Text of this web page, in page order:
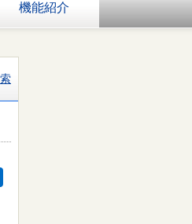
機能紹介